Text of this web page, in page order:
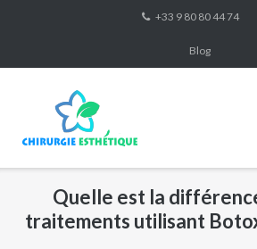
+33 9 80 80 44 74
Blog
Quelle est la
traitements utilisant